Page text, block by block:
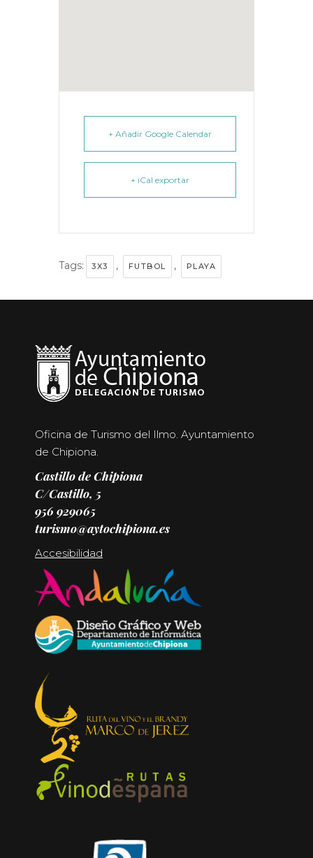
+ Añadir Google Calendar
+ iCal exportar
Tags: 3X3 , FUTBOL , PLAYA
Oficina de Turismo del Ilmo. Ayuntamiento
de Chipiona.
Castillo de Chipiona
C/Castillo, 5
956 929065
turismo@aytochipiona.es
Accesibilidad